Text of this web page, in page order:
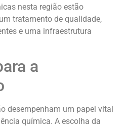
nesta região estão
tratamento de qualidade,
e uma infraestrutura
a
desempenham um papel vital
química. A escolha da